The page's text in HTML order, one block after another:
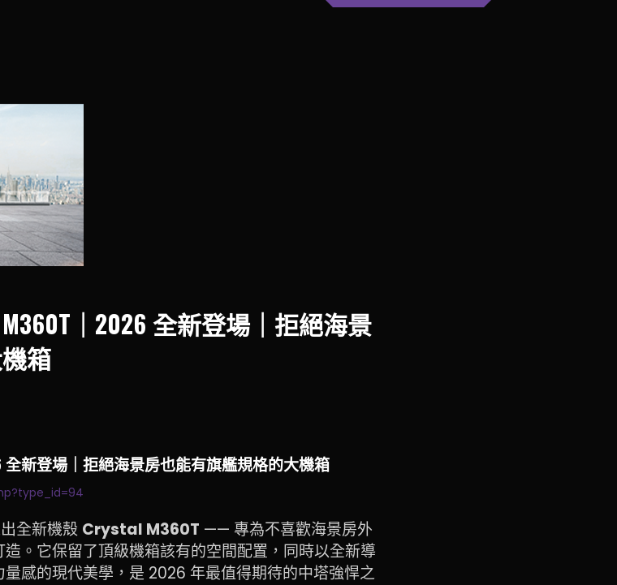
M360T｜2026 全新登場｜拒絕海景
箱
全新登場｜拒絕海景房也能有旗艦規格的大機箱
全新機殼 Crystal M360T —— 專為不喜歡海景房外
。它保留了頂級機箱該有的空間配置，同時以全新導
感的現代美學，是 2026 年最值得期待的中塔強悍之